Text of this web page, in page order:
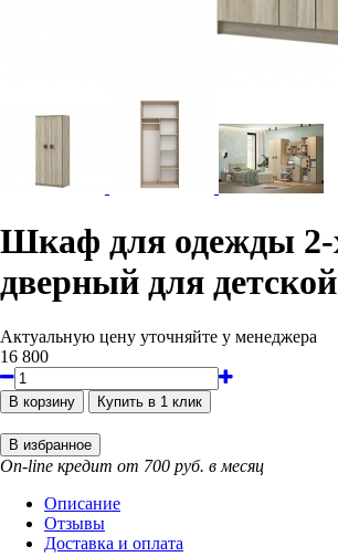
Шкаф для одежды
дверный для
Актуальную цену уточняйте у менеджера
16 800
On-line кредит от 700 руб. в месяц
Описание
Отзывы
Доставка и оплата